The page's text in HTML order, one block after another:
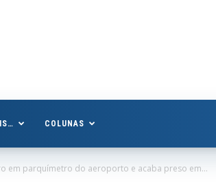
COLUNAS
em parquímetro do aeroporto e acaba preso em...